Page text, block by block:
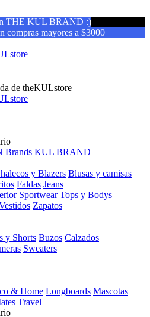
THE KUL BRAND :)
compras mayores a $3000
Brands KUL BRAND
y Blazers Blusas y camisas
Faldas Jeans
Sportwear Tops y Bodys
Zapatos
y Shorts Buzos Calzados
Sweaters
& Home Longboards Mascotas
Travel